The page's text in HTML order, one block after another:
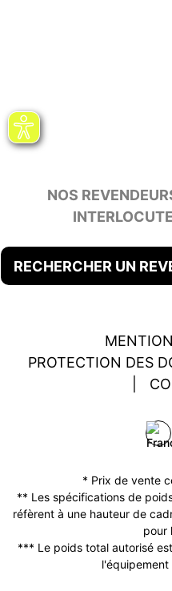
NOS
RECHERCHER UN
PROTECTION DES
* Prix de vente
** Les spécifications de
réfèrent à une hauteur de
pour
*** Le poids total autorisé